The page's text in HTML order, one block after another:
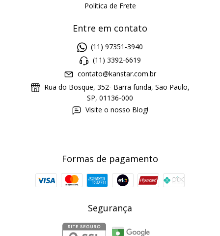
Política de Frete
Entre em contato
(11) 97351-3940
(11) 3392-6619
contato@kanstar.com.br
Rua do Bosque, 352- Barra funda, São Paulo,
SP, 01136-000
Visite o nosso Blog!
Formas de pagamento
Segurança